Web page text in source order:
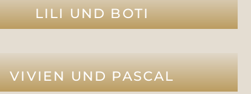
LILI UND BOTI
VIVIEN UND PASCAL